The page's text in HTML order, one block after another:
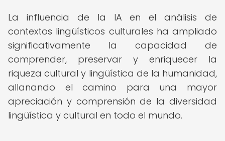
La influencia de la IA en el análisis de
contextos lingüísticos culturales ha ampliado
significativamente la capacidad de
comprender, preservar y enriquecer la
riqueza cultural y lingüística de la humanidad,
allanando el camino para una mayor
apreciación y comprensión de la diversidad
lingüística y cultural en todo el mundo.